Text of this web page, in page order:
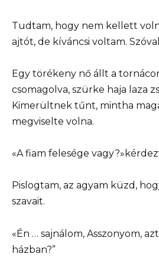
Tudtam, hogy nem kellett
ajtót, de kíváncsi voltam.
Egy törékeny nő állt a
csomagolva, szürke haja laza
Kimerültnek tűnt, mintha
megviselte volna.
«A fiam felesége
Pislogtam, az agyam küzd,
szavait.
«Én … sajnálom, Asszonyom,
házban?”